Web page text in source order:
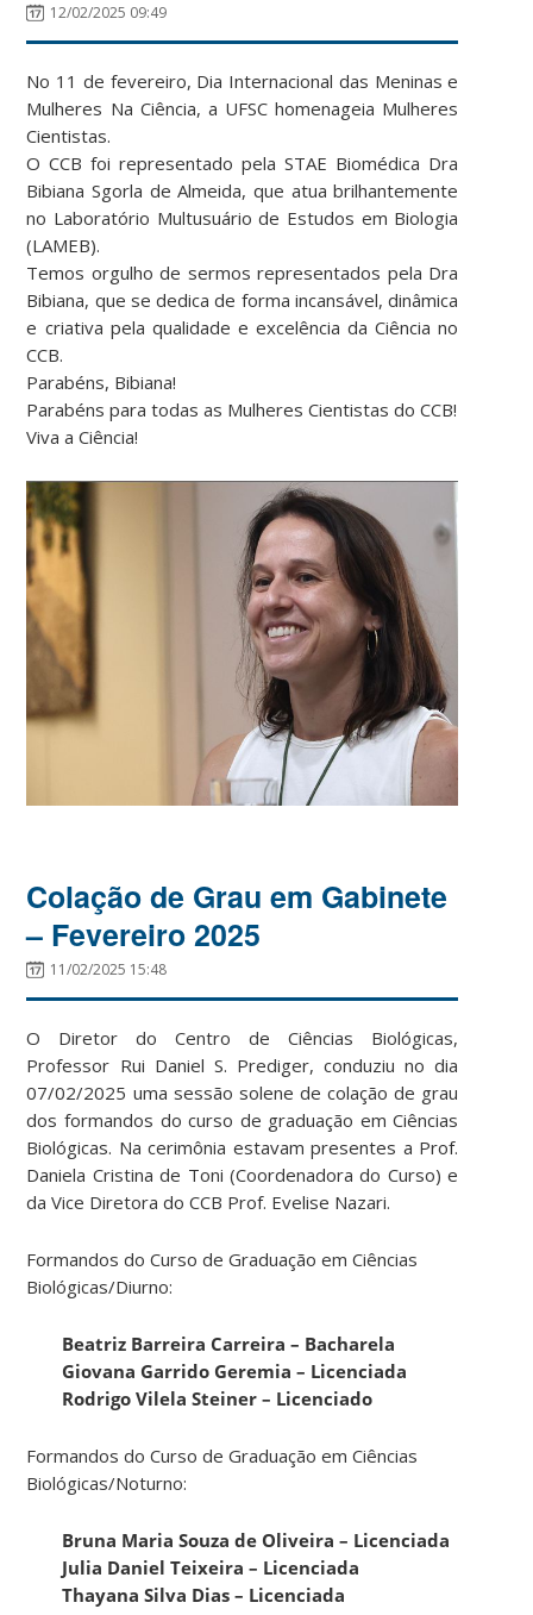
12/02/2025 09:49
No 11 de fevereiro, Dia Internacional das Meninas e
Mulheres Na Ciência, a UFSC homenageia Mulheres
Cientistas.
O CCB foi representado pela STAE Biomédica Dra
Bibiana Sgorla de Almeida, que atua brilhantemente
no Laboratório Multusuário de Estudos em Biologia
(LAMEB).
Temos orgulho de sermos representados pela Dra
Bibiana, que se dedica de forma incansável, dinâmica
e criativa pela qualidade e excelência da Ciência no
CCB.
Parabéns, Bibiana!
Parabéns para todas as Mulheres Cientistas do CCB!
Viva a Ciência!
Colação de Grau em Gabinete
– Fevereiro 2025
11/02/2025 15:48
O Diretor do Centro de Ciências Biológicas,
Professor Rui Daniel S. Prediger, conduziu no dia
07/02/2025 uma sessão solene de colação de grau
dos formandos do curso de graduação em Ciências
Biológicas. Na cerimônia estavam presentes a Prof.
Daniela Cristina de Toni (Coordenadora do Curso) e
da Vice Diretora do CCB Prof. Evelise Nazari.
Formandos do Curso de Graduação em Ciências
Biológicas/Diurno:
Beatriz Barreira Carreira – Bacharela
Giovana Garrido Geremia – Licenciada
Rodrigo Vilela Steiner – Licenciado
Formandos do Curso de Graduação em Ciências
Biológicas/Noturno:
Bruna Maria Souza de Oliveira – Licenciada
Julia Daniel Teixeira – Licenciada
Thayana Silva Dias – Licenciada